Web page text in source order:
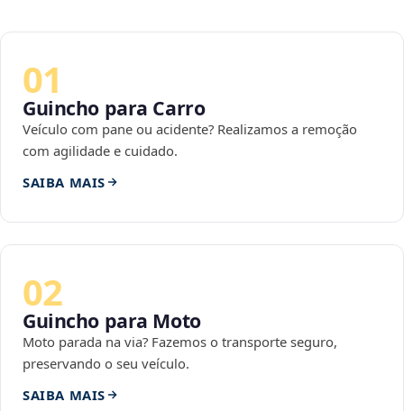
01
Guincho para Carro
Veículo com pane ou acidente? Realizamos a remoção
com agilidade e cuidado.
SAIBA MAIS
02
Guincho para Moto
Moto parada na via? Fazemos o transporte seguro,
preservando o seu veículo.
SAIBA MAIS